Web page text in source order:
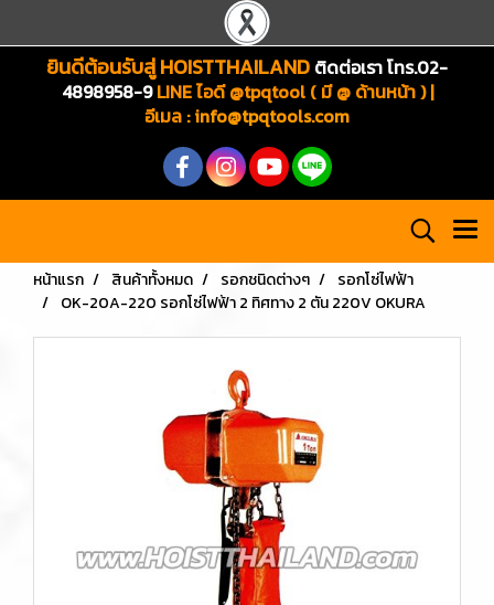
ยินดีต้อนรับสู่ HOISTTHAILAND ติดต่อเรา โทร.02-
4898958-9LINE ไอดี @tpqtool ( มี @ ด้านหน้า ) |
อีเมล :info@tpqtools.com
หน้าแรก สินค้าทั้งหมด รอกชนิดต่างๆ
รอกโซ่ไฟฟ้า
OK-20A-220 รอกโซ่ไฟฟ้า 2 ทิศทาง 2 ตัน 220V OKURA